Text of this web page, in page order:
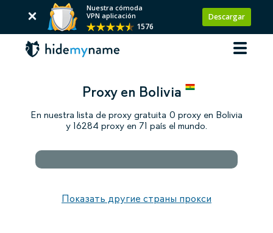
Nuestra cómoda
VPN aplicación
1576
Descargar
Proxy en Bolivia
En nuestra lista de proxy gratuita 0 proxy en Bolivia
y 16284 proxy en 71 país el mundo.
Показать другие страны прокси